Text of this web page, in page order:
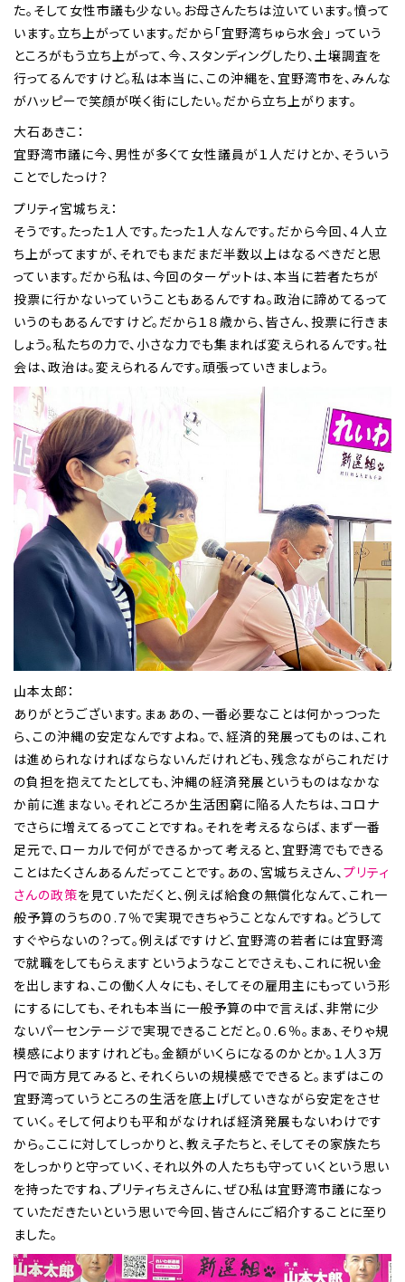
た。そして女性市議も少ない。お母さんたちは泣いています。憤って
います。立ち上がっています。だから「宜野湾ちゅら水会」 っていう
ところがもう立ち上がって、今、スタンディングしたり、土壌調査を
行ってるんですけど。私は本当に、この沖縄を、宜野湾市を、みんな
がハッピーで笑顔が咲く街にしたい。だから立ち上がります。
大石あきこ：
宜野湾市議に今、男性が多くて女性議員が１人だけとか、そういう
ことでしたっけ？
プリティ宮城ちえ：
そうです。たった１人です。たった１人なんです。だから今回、４人立
ち上がってますが、それでもまだまだ半数以上はなるべきだと思
っています。だから私は、今回のターゲットは、本当に若者たちが
投票に行かないっていうこともあるんですね。政治に諦めてるって
いうのもあるんですけど。だから１８歳から、皆さん、投票に行きま
しょう。私たちの力で、小さな力でも集まれば変えられるんです。社
会は、政治は。変えられるんです。頑張っていきましょう。
山本太郎：
ありがとうございます。まぁあの、一番必要なことは何かっつった
ら、この沖縄の安定なんですよね。で、経済的発展ってものは、これ
は進められなければならないんだけれども、残念ながらこれだけ
の負担を抱えてたとしても、沖縄の経済発展というものはなかな
か前に進まない。それどころか生活困窮に陥る人たちは、コロナ
でさらに増えてるってことですね。それを考えるならば、まず一番
足元で、ローカルで何ができるかって考えると、宜野湾でもできる
ことはたくさんあるんだってことです。あの、宮城ちえさん、 プリティ
さんの政策を見ていただくと、例えば給食の無償化なんて、これ一
般予算のうちの０.７％で実現できちゃうことなんですね。どうして
すぐやらないの？って。例えばですけど、宜野湾の若者には宜野湾
で就職をしてもらえますというようなことでさえも、これに祝い金
を出しますね、この働く人々にも、そしてその雇用主にもっていう形
にするにしても、それも本当に一般予算の中で言えば、非常に少
ないパーセンテージで実現できることだと。０.６％。まぁ、そりゃ規
模感によりますけれども。金額がいくらになるのかとか。１人３万
円で両方見てみると、それくらいの規模感でできると。まずはこの
宜野湾っていうところの生活を底上げしていきながら安定をさせ
ていく。そして何よりも平和がなければ経済発展もないわけです
から。ここに対してしっかりと、教え子たちと、そしてその家族たち
をしっかりと守っていく、それ以外の人たちも守っていくという思い
を持ったですね、プリティちえさんに、ぜひ私は宜野湾市議になっ
ていただきたいという思いで今回、皆さんにご紹介することに至り
ました。